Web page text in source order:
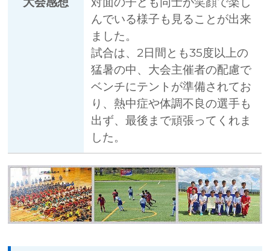
んでいる様子も見ることが出来
ました。
試合は、2日間とも35度以上の
猛暑の中、大会主催者の配慮で
ベンチにテントが準備されてお
り、熱中症や体調不良の選手も
出ず、最後まで頑張ってくれま
した。